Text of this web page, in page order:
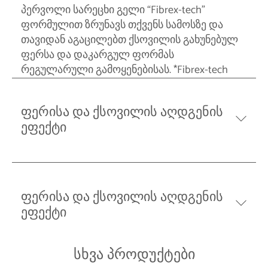
პერვოლი სარეცხი გელი “Fibrex-tech”
ფორმულით ზრუნავს თქვენს სამოსზე და
თავიდან აგაცილებთ ქსოვილის გახუნებულ
ფერსა და დაკარგულ ფორმას
რეგულარული გამოყენებისას. *Fibrex-tech
ფერისა და ქსოვილის აღდგენის
ეფექტი
ფერისა და ქსოვილის აღდგენის
ეფექტი
სხვა პროდუქტები